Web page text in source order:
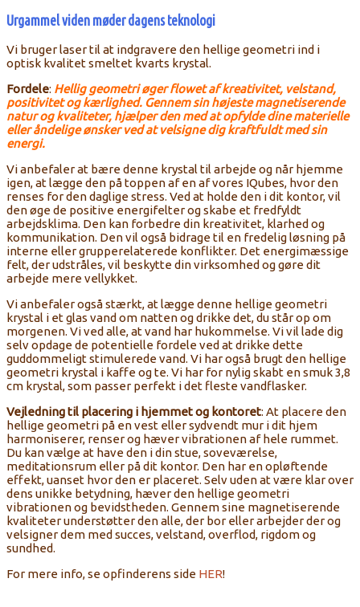
Urgammel viden møder dagens teknologi
Vi bruger laser til at indgravere den hellige geometri ind i
optisk kvalitet smeltet kvarts krystal.
Fordele: Hellig geometri øger flowet af ​​kreativitet, velstand,
positivitet og kærlighed. Gennem sin højeste magnetiserende
natur og kvaliteter, hjælper den med at opfylde dine materielle
eller åndelige ønsker ved at velsigne dig kraftfuldt med sin
energi.
Vi anbefaler at bære denne krystal til arbejde og når hjemme
igen, at lægge den på toppen af en af vores ​​IQubes, hvor den
renses for den daglige stress. Ved at holde den i dit kontor, vil
den øge de positive energifelter og skabe et fredfyldt
arbejdsklima. Den kan forbedre din kreativitet, klarhed og
kommunikation. Den vil også bidrage til en fredelig løsning på
interne eller grupperelaterede konflikter. Det energimæssige
felt, der udstråles, vil beskytte din virksomhed og gøre dit
arbejde mere vellykket.
Vi anbefaler også stærkt, at lægge denne hellige geometri
krystal i et glas vand om natten og drikke det, du står op om
morgenen. Vi ved alle, at vand har hukommelse. Vi vil lade dig
selv opdage de potentielle fordele ved at drikke dette
guddommeligt stimulerede vand. Vi har også brugt den hellige
geometri krystal i kaffe og te. Vi har for nylig skabt en smuk 3,8
cm krystal, som passer perfekt i det fleste vandflasker.
Vejledning til placering i hjemmet og kontoret: At placere den
hellige geometri på en vest eller sydvendt mur i dit hjem
harmoniserer, renser og hæver vibrationen af ​​hele rummet.
Du kan vælge at have den i din stue, soveværelse,
meditationsrum eller på dit kontor. Den har en opløftende
effekt, uanset hvor den er placeret. Selv uden at være klar over
dens unikke betydning, hæver den hellige geometri
vibrationen og bevidstheden. Gennem sine magnetiserende
kvaliteter understøtter den alle, der bor eller arbejder der og
velsigner dem med succes, velstand, overflod, rigdom og
sundhed.
For mere info, se opfinderens side HER!